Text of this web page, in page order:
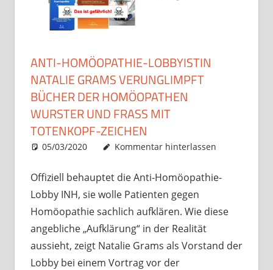
ANTI-HOMÖOPATHIE-LOBBYISTIN
NATALIE GRAMS VERUNGLIMPFT
BÜCHER DER HOMÖOPATHEN
WURSTER UND FRASS MIT
TOTENKOPF-ZEICHEN
05/03/2020 Christian J. Becker
Uncategorized
Kommentar hinterlassen
Offiziell behauptet die Anti-Homöopathie-
Lobby INH, sie wolle Patienten gegen
Homöopathie sachlich aufklären. Wie diese
angebliche „Aufklärung“ in der Realität
aussieht, zeigt Natalie Grams als Vorstand der
Lobby bei einem Vortrag vor der